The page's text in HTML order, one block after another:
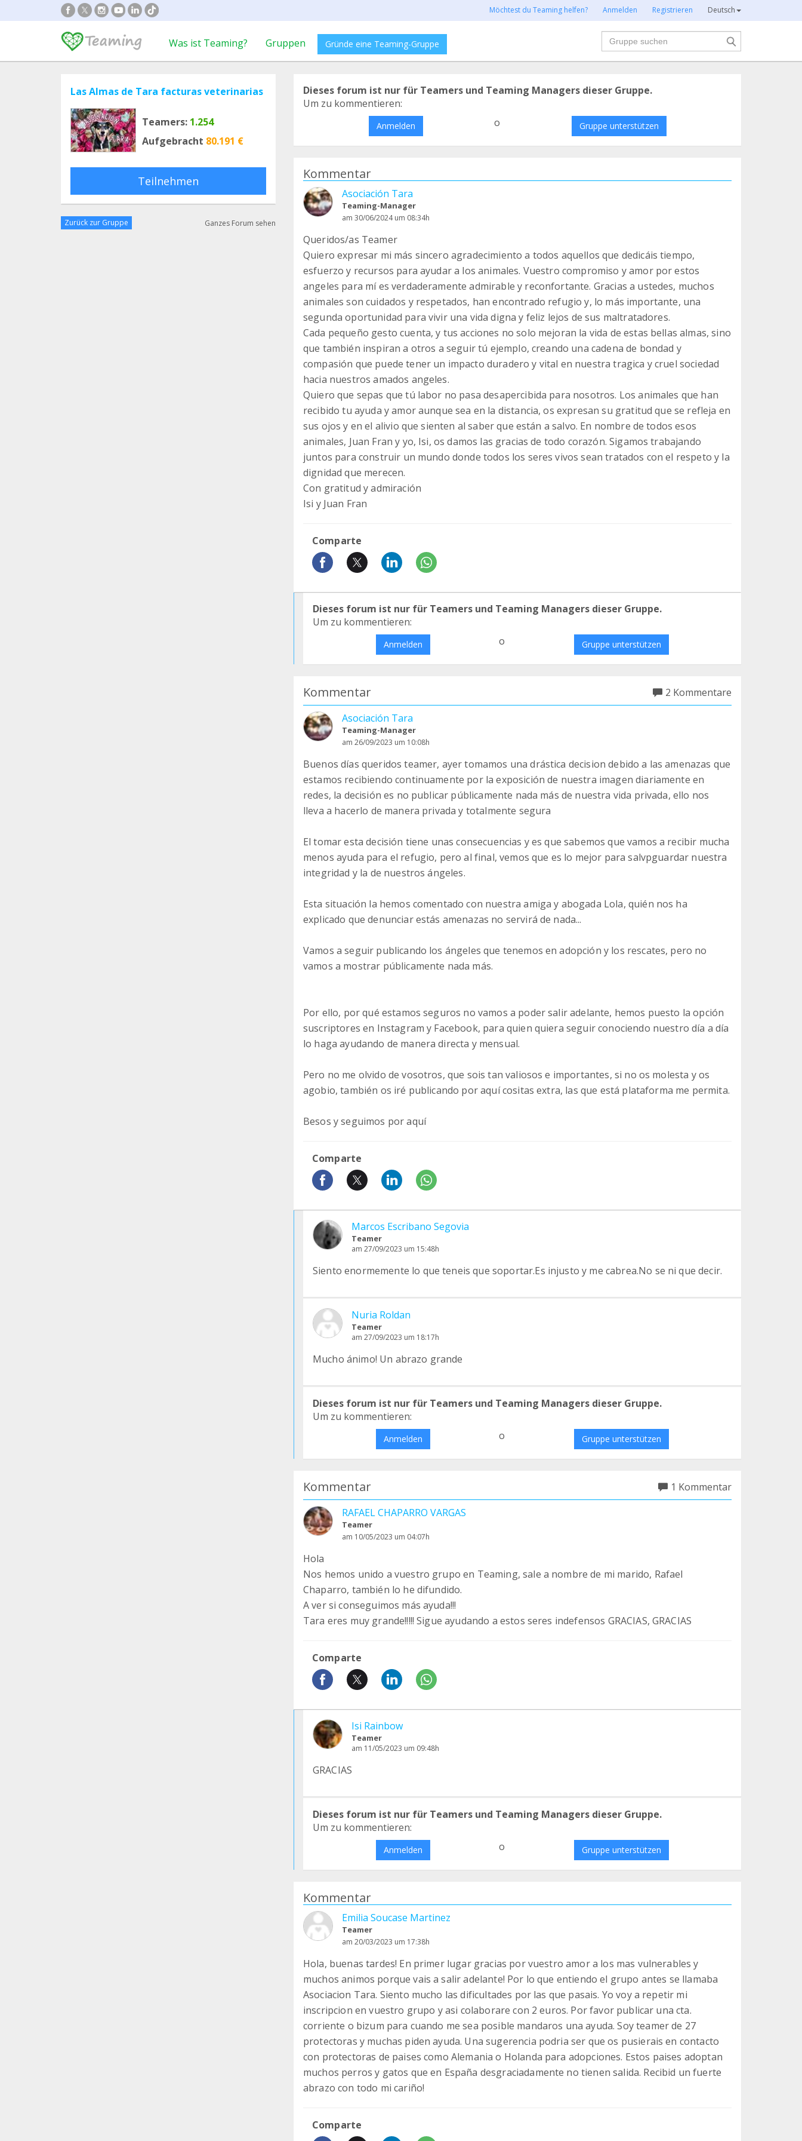
Möchtest du Teaming helfen? Anmelden Registrieren Deutsch
Was ist Teaming? Gruppen Gründe eine Teaming-Gruppe
Suche
Las Almas de Tara facturas veterinarias
Teamers: 1.254
Aufgebracht 80.191 €
Teilnehmen
Zurück zur Gruppe Ganzes Forum sehen
Dieses forum ist nur für Teamers und Teaming Managers dieser Gruppe.
Um zu kommentieren:
Anmelden o Gruppe unterstützen
Kommentar
Asociación Tara
Teaming-Manager
am 30/06/2024 um 08:34h
Queridos/as Teamer
Quiero expresar mi más sincero agradecimiento a todos aquellos que dedicáis tiempo,
esfuerzo y recursos para ayudar a los animales. Vuestro compromiso y amor por estos
angeles para mí es verdaderamente admirable y reconfortante. Gracias a ustedes, muchos
animales son cuidados y respetados, han encontrado refugio y, lo más importante, una
segunda oportunidad para vivir una vida digna y feliz lejos de sus maltratadores.
Cada pequeño gesto cuenta, y tus acciones no solo mejoran la vida de estas bellas almas, sino
que también inspiran a otros a seguir tú ejemplo, creando una cadena de bondad y
compasión que puede tener un impacto duradero y vital en nuestra tragica y cruel sociedad
hacia nuestros amados angeles.
Quiero que sepas que tú labor no pasa desapercibida para nosotros. Los animales que han
recibido tu ayuda y amor aunque sea en la distancia, os expresan su gratitud que se refleja en
sus ojos y en el alivio que sienten al saber que están a salvo. En nombre de todos esos
animales, Juan Fran y yo, Isi, os damos las gracias de todo corazón. Sigamos trabajando
juntos para construir un mundo donde todos los seres vivos sean tratados con el respeto y la
dignidad que merecen.
Con gratitud y admiración
Isi y Juan Fran
Comparte
Dieses forum ist nur für Teamers und Teaming Managers dieser Gruppe.
Um zu kommentieren:
Anmelden o Gruppe unterstützen
Kommentar
2 Kommentare
Asociación Tara
Teaming-Manager
am 26/09/2023 um 10:08h
Buenos días queridos teamer, ayer tomamos una drástica decision debido a las amenazas que
estamos recibiendo continuamente por la exposición de nuestra imagen diariamente en
redes, la decisión es no publicar públicamente nada más de nuestra vida privada, ello nos
lleva a hacerlo de manera privada y totalmente segura
El tomar esta decisión tiene unas consecuencias y es que sabemos que vamos a recibir mucha
menos ayuda para el refugio, pero al final, vemos que es lo mejor para salvpguardar nuestra
integridad y la de nuestros ángeles.
Esta situación la hemos comentado con nuestra amiga y abogada Lola, quién nos ha
explicado que denunciar estás amenazas no servirá de nada...
Vamos a seguir publicando los ángeles que tenemos en adopción y los rescates, pero no
vamos a mostrar públicamente nada más.
Por ello, por qué estamos seguros no vamos a poder salir adelante, hemos puesto la opción
suscriptores en Instagram y Facebook, para quien quiera seguir conociendo nuestro día a día
lo haga ayudando de manera directa y mensual.
Pero no me olvido de vosotros, que sois tan valiosos e importantes, si no os molesta y os
agobio, también os iré publicando por aquí cositas extra, las que está plataforma me permita.
Besos y seguimos por aquí
Comparte
Marcos Escribano Segovia
Teamer
am 27/09/2023 um 15:48h
Siento enormemente lo que teneis que soportar.Es injusto y me cabrea.No se ni que decir.
Nuria Roldan
Teamer
am 27/09/2023 um 18:17h
Mucho ánimo! Un abrazo grande
Dieses forum ist nur für Teamers und Teaming Managers dieser Gruppe.
Um zu kommentieren:
Anmelden o Gruppe unterstützen
Kommentar
1 Kommentar
RAFAEL CHAPARRO VARGAS
Teamer
am 10/05/2023 um 04:07h
Hola
Nos hemos unido a vuestro grupo en Teaming, sale a nombre de mi marido, Rafael
Chaparro, también lo he difundido.
A ver si conseguimos más ayuda!!!
Tara eres muy grande!!!!! Sigue ayudando a estos seres indefensos GRACIAS, GRACIAS
Comparte
Isi Rainbow
Teamer
am 11/05/2023 um 09:48h
GRACIAS
Dieses forum ist nur für Teamers und Teaming Managers dieser Gruppe.
Um zu kommentieren:
Anmelden o Gruppe unterstützen
Kommentar
Emilia Soucase Martinez
Teamer
am 20/03/2023 um 17:38h
Hola, buenas tardes! En primer lugar gracias por vuestro amor a los mas vulnerables y
muchos animos porque vais a salir adelante! Por lo que entiendo el grupo antes se llamaba
Asociacion Tara. Siento mucho las dificultades por las que pasais. Yo voy a repetir mi
inscripcion en vuestro grupo y asi colaborare con 2 euros. Por favor publicar una cta.
corriente o bizum para cuando me sea posible mandaros una ayuda. Soy teamer de 27
protectoras y muchas piden ayuda. Una sugerencia podria ser que os pusierais en contacto
con protectoras de paises como Alemania o Holanda para adopciones. Estos paises adoptan
muchos perros y gatos que en España desgraciadamente no tienen salida. Recibid un fuerte
abrazo con todo mi cariño!
Comparte